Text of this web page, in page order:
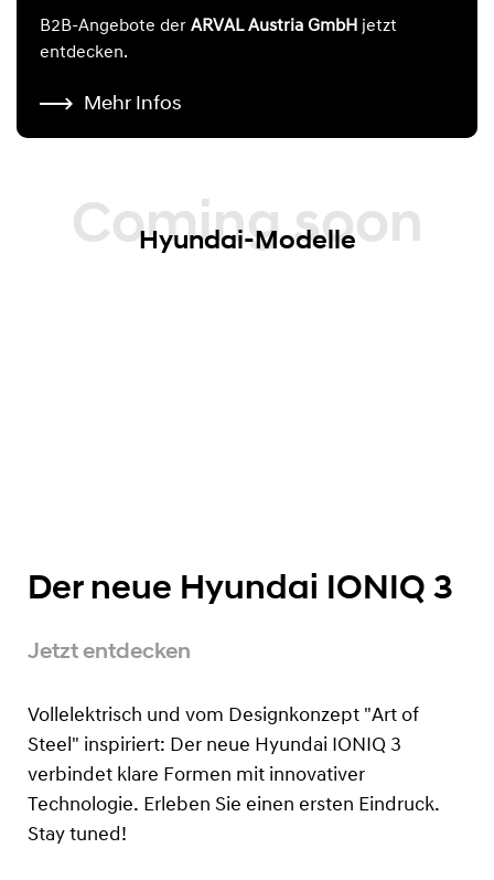
B2B-Angebote der ARVAL Austria GmbH jetzt
entdecken.
Mehr Infos
Coming soon
Hyundai-Modelle
Der neue Hyundai IONIQ 3
Jetzt entdecken
Vollelektrisch und vom Designkonzept "Art of
Steel" inspiriert: Der neue Hyundai IONIQ 3
verbindet klare Formen mit innovativer
Technologie. Erleben Sie einen ersten Eindruck.
Stay tuned!